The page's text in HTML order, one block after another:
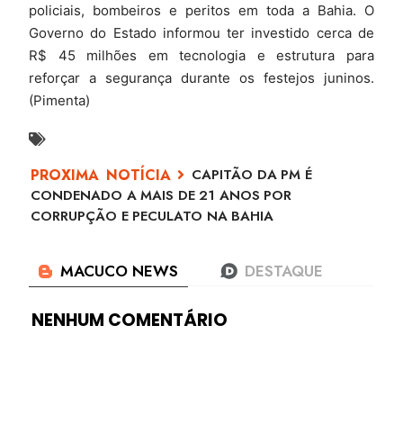
policiais, bombeiros e peritos em toda a Bahia. O
Governo do Estado informou ter investido cerca de
R$ 45 milhões em tecnologia e estrutura para
reforçar a segurança durante os festejos juninos.
(Pimenta)
CAPITÃO DA PM É
CONDENADO A MAIS DE 21 ANOS POR
CORRUPÇÃO E PECULATO NA BAHIA
NENHUM COMENTÁRIO